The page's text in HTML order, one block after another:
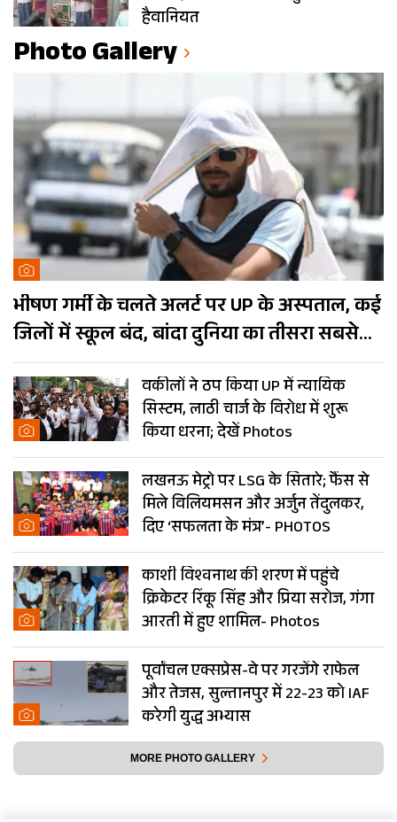
हैवानियत
Photo Gallery
भीषण गर्मी के चलते अलर्ट पर UP के अस्पताल, कई
जिलों में स्कूल बंद, बांदा दुनिया का तीसरा सबसे
गर्म शहर
वकीलों ने ठप किया UP में न्यायिक
सिस्टम, लाठी चार्ज के विरोध में शुरू
किया धरना; देखें Photos
लखनऊ मेट्रो पर LSG के सितारे; फैंस से
मिले विलियमसन और अर्जुन तेंदुलकर,
दिए ‘सफलता के मंत्र’- PHOTOS
काशी विश्वनाथ की शरण में पहुंचे
क्रिकेटर रिंकू सिंह और प्रिया सरोज, गंगा
आरती में हुए शामिल- Photos
पूर्वांचल एक्सप्रेस-वे पर गरजेंगे राफेल
और तेजस, सुल्तानपुर में 22-23 को IAF
करेगी युद्ध अभ्यास
MORE PHOTO GALLERY